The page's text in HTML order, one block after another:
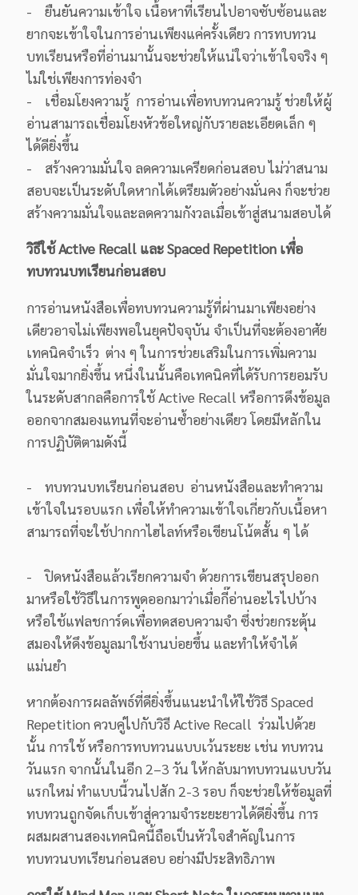
- ยืนยันความเข้าใจ เนื้อหาที่เรียนไปอาจซับซ้อนและ
ยากจะเข้าใจในการอ่านเพียงแค่ครั้งเดียว การทบทวน
บทเรียนหรือที่อ่านมานั้นจะช่วยให้แน่ใจว่าเข้าใจจริง ๆ
ไม่ใช่เพียงการท่องจำ
- เชื่อมโยงความรู้ การอ่านเพื่อทบทวนความรู้ ช่วยให้ผู้
อ่านสามารถเชื่อมโยงหัวข้อใหญ่กับรายละเอียดเล็ก ๆ
ได้ดียิ่งขึ้น
- สร้างความมั่นใจ ลดความเครียดก่อนสอบ ไม่ว่าสนาม
สอบจะเป็นระดับใดหากได้เตรียมตัวอย่างมั่นคง ก็จะช่วย
สร้างความมั่นใจและลดความกังวลเมื่อเข้าสู่สนามสอบได้
วิธีใช้ Active Recall และ Spaced Repetition เพื่อ
ทบทวนบทเรียนก่อนสอบ
การอ่านหนังสือเพื่อทบทวนความรู้ที่ผ่านมาเพียงอย่าง
เดียวอาจไม่เพียงพอในยุคปัจจุบัน จำเป็นที่จะต้องอาศัย
เทคนิคจำเร็ว ต่าง ๆ ในการช่วยเสริมในการเพิ่มความ
มั่นใจมากยิ่งขึ้น หนึ่งในนั้นคือเทคนิคที่ได้รับการยอมรับ
ในระดับสากลคือการใช้ Active Recall หรือการดึงข้อมูล
ออกจากสมองแทนที่จะอ่านซ้ำอย่างเดียว โดยมีหลักใน
การปฏิบัติตามดังนี้
- ทบทวนบทเรียนก่อนสอบ อ่านหนังสือและทำความ
เข้าใจในรอบแรก เพื่อให้ทำความเข้าใจเกี่ยวกับเนื้อหา
สามารถที่จะใช้ปากกาไฮไลท์หรือเขียนโน้ตสั้น ๆ ได้
- ปิดหนังสือแล้วเรียกความจำ ด้วยการเขียนสรุปออก
มาหรือใช้วิธีในการพูดออกมาว่าเมื่อกี๊อ่านอะไรไปบ้าง
หรือใช้แฟลชการ์ดเพื่อทดสอบความจำ ซึ่งช่วยกระตุ้น
สมองให้ดึงข้อมูลมาใช้งานบ่อยขึ้น และทำให้จำได้
แม่นยำ
หากต้องการผลลัพธ์ที่ดียิ่งขึ้นแนะนำให้ใช้วิธี Spaced
Repetition ควบคู่ไปกับวิธี Active Recall ร่วมไปด้วย
นั้น การใช้ หรือการทบทวนแบบเว้นระยะ เช่น ทบทวน
วันแรก จากนั้นในอีก 2–3 วัน ให้กลับมาทบทวนแบบวัน
แรกใหม่ ทำแบบนี้วนไปสัก 2-3 รอบ ก็จะช่วยให้ข้อมูลที่
ทบทวนถูกจัดเก็บเข้าสู่ความจำระยะยาวได้ดียิ่งขึ้น การ
ผสมผสานสองเทคนิคนี้ถือเป็นหัวใจสำคัญในการ
ทบทวนบทเรียนก่อนสอบ อย่างมีประสิทธิภาพ